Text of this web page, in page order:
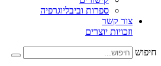
ספרות וביבליוגרפיה
צור קשר
וזכויות יוצרים
חיפוש